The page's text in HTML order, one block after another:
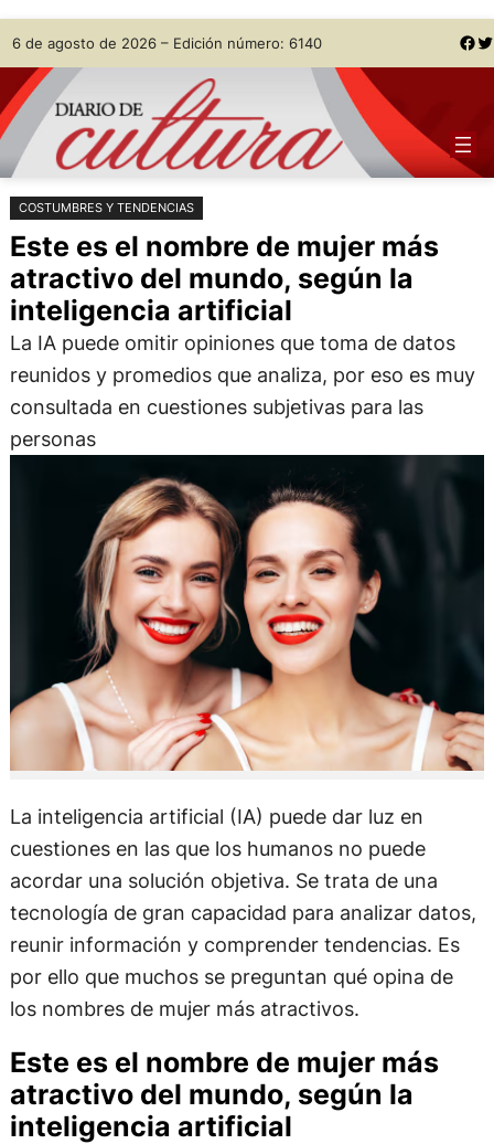
Saltar
al
contenido
Skip
to
content
6 de agosto de 2026 – Edición número: 6140 Facebook Twitter
COSTUMBRES Y TENDENCIAS
Este es el nombre de mujer más
atractivo del mundo, según la
inteligencia artificial
La IA puede omitir opiniones que toma de datos
reunidos y promedios que analiza, por eso es muy
consultada en cuestiones subjetivas para las
personas
La inteligencia artificial (IA) puede dar luz en
cuestiones en las que los humanos no puede
acordar una solución objetiva. Se trata de una
tecnología de gran capacidad para analizar datos,
reunir información y comprender tendencias. Es
por ello que muchos se preguntan qué opina de
los nombres de mujer más atractivos.
Este es el nombre de mujer más
atractivo del mundo, según la
inteligencia artificial